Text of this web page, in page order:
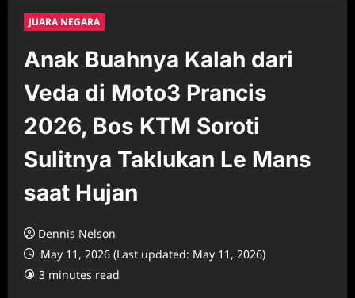
JUARA NEGARA
Anak Buahnya Kalah dari
Veda di Moto3 Prancis
2026, Bos KTM Soroti
Sulitnya Taklukan Le Mans
saat Hujan
Dennis Nelson
May 11, 2026 (Last updated: May 11, 2026)
3 minutes read